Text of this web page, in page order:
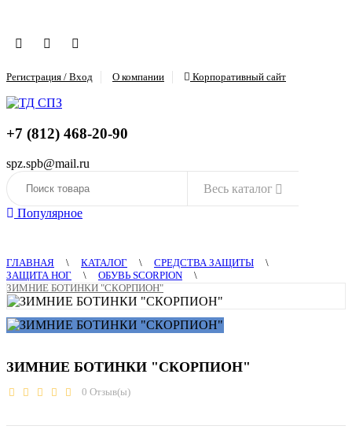
Регистрация / Вход О компании Корпоративный сайт
+7 (812) 468-20-90
spz.spb@mail.ru
Весь каталог
Популярное
ГЛАВНАЯ \ КАТАЛОГ \ СРЕДСТВА ЗАЩИТЫ
\
ЗАЩИТА НОГ
\ ОБУВЬ SCORPION
\
ЗИМНИЕ БОТИНКИ "СКОРПИОН"
ЗИМНИЕ БОТИНКИ "СКОРПИОН"
0 Отзыв(ы)